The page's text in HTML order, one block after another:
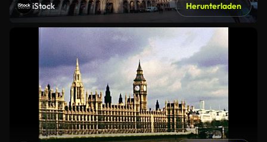
iStock Herunterladen